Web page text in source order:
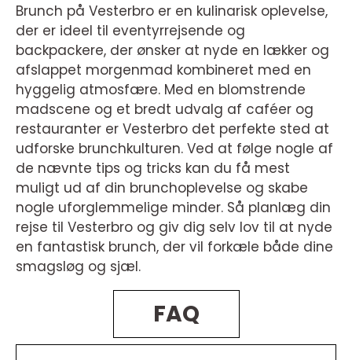
Brunch på Vesterbro er en kulinarisk oplevelse,
der er ideel til eventyrrejsende og
backpackere, der ønsker at nyde en lækker og
afslappet morgenmad kombineret med en
hyggelig atmosfære. Med en blomstrende
madscene og et bredt udvalg af caféer og
restauranter er Vesterbro det perfekte sted at
udforske brunchkulturen. Ved at følge nogle af
de nævnte tips og tricks kan du få mest
muligt ud af din brunchoplevelse og skabe
nogle uforglemmelige minder. Så planlæg din
rejse til Vesterbro og giv dig selv lov til at nyde
en fantastisk brunch, der vil forkæle både dine
smagsløg og sjæl.
FAQ